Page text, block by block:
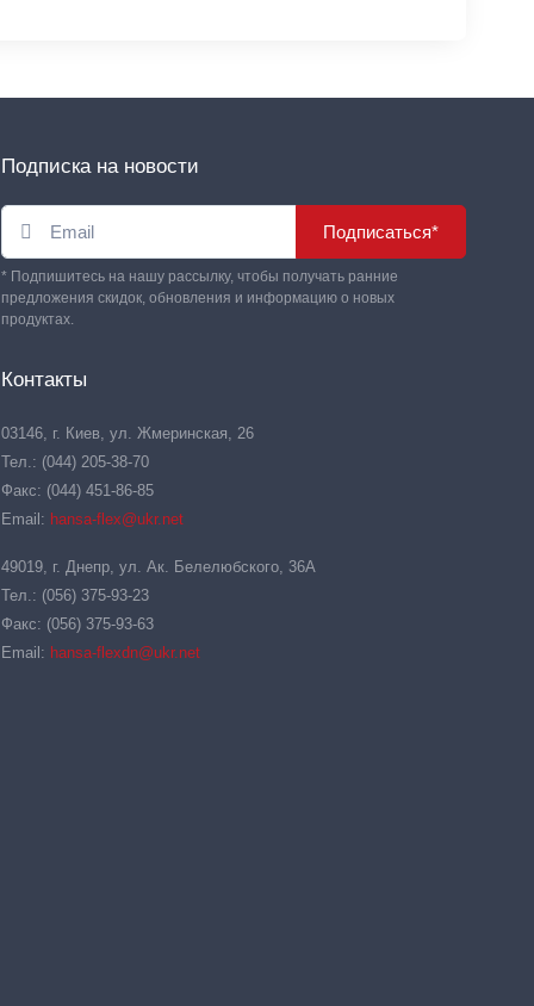
Подписка на новости
Подписаться*
* Подпишитесь на нашу рассылку, чтобы получать ранние
предложения скидок, обновления и информацию о новых
продуктах.
Контакты
03146, г. Киев, ул. Жмеринская, 26
Тел.: (044) 205-38-70
Факс: (044) 451-86-85
Email: hansa-flex@ukr.net
49019, г. Днепр, ул. Ак. Белелюбского, 36А
Тел.: (056) 375-93-23
Факс: (056) 375-93-63
Email: hansa-flexdn@ukr.net